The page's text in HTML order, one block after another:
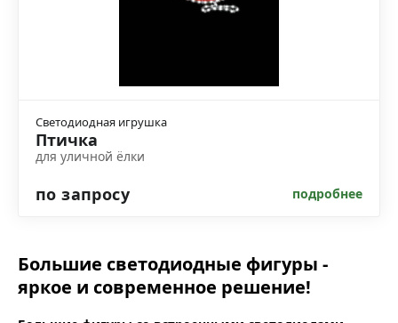
Светодиодная игрушка
Птичка
для уличной ёлки
по запросу подробнее
Большие светодиодные фигуры -
яркое и современное решение!